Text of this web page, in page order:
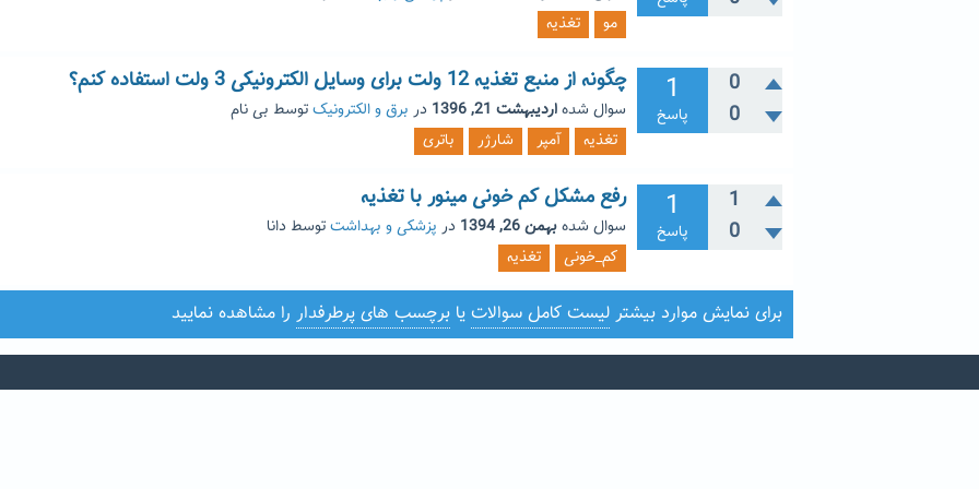
مو
تغذیه
0
0
1
پاسخ
چگونه از منبع تغذیه 12 ولت برای وسایل الکترونیکی 3 ولت استفاده کنم؟
سوال شدهاردیبهشت 21, 1396 در برق و الکترونیکتوسط بی نام
تغذیه
آمپر شارژر باتری
1
0
1
پاسخ
رفع مشکل کم خونی مینور با تغذیه
سوال شدهبهمن 26, 1394 در پزشکی و بهداشتتوسط دانا
کم_خونی
تغذیه
برای نمایش موارد بیشتر لیست کامل سوالات یا برچسب های پرطرفدار را مشاهده نمایید